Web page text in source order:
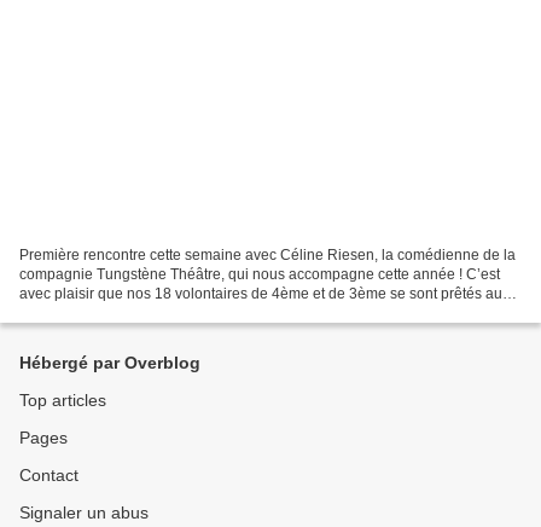
Première rencontre cette semaine avec Céline Riesen, la comédienne de la
compagnie Tungstène Théâtre, qui nous accompagne cette année ! C’est
avec plaisir que nos 18 volontaires de 4ème et de 3ème se sont prêtés aux
Hébergé par Overblog
Top articles
Pages
Contact
Signaler un abus